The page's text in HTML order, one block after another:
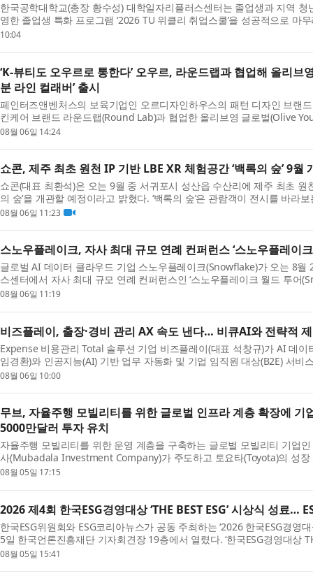
한국공학대학교(총장 황수성) 대학일자리플러스센터는 졸업생과 지역
영한 졸업생 특화 프로그램 ‘2026 TU 위클리 취업스쿨’​을 성공적으로 마
월 1일부터 8월 6일까지 약 두 달간 운영됐으며, 한...
10:04
‘K-뷰티도 오우르로 통한다’ 오우르, 라운드랩과 협업해 올리브
분 라인 컬래버’ 출시
페인터즈앤벤처스의 보육기업인 오르디자인하우스의 패턴 디자인 브랜드
킨케어 브랜드 라운드랩(Round Lab)과 협업한 올리브영 글로벌(Olive
다. 이번 협업은 한국 스킨케어와 디자인, 패션이 결합된...
08월 06일 14:24
쇼콘, 제주 최초 원천 IP 기반 LBE XR 체험공간 ‘백록의 숲’ 9월
쇼콘(대표 최환석)은 오는 9월 중 서귀포시 성산읍 수산리에 제주 최초 원
의 숲’을 개관할 예정이라고 밝혔다. ‘백록의 숲’은 관람객이 전시를 바라
착용한 채 실제 공간을 걸으며 이야기와 미션에 ...
08월 06일 11:23
스노우플레이크, 자사 최대 규모 연례 컨퍼런스 ‘스노우플레이
글로벌 AI 데이터 클라우드 기업 스노우플레이크(Snowflake)가 오는 8월
스센터에서 자사 최대 규모 연례 컨퍼런스인 ‘스노우플레이크 월드 투어
최한다. ‘스노우플레이크 월드 투어’는 전 세계 23개...
08월 06일 11:19
비즈플레이, 출장·경비 관리 AX 속도 낸다… 비큐AI와 전략적
Expense 비용관리 Total 솔루션 기업 비즈플레이(대표 석창규)가 AI 데
임경환)와 인공지능(AI) 기반 업무 자동화 및 기업 임직원 대상(B2E) 서비
을 체결했다고 6일 밝혔다. 양사는 5일 서울 영등...
08월 06일 10:00
무브, 자율주행 모빌리티를 위한 글로벌 인프라 계층 확장에 기
5000만달러 투자 유치
자율주행 모빌리티를 위한 운영 계층을 구축하는 글로벌 모빌리티 기업
사(Mubadala Investment Company)가 주도하고 토요타(Toyota)의 성장
Capital)과 아이온 퍼시픽(Ion Pacific)이 공동 주도한 시리즈...
08월 05일 17:15
2026 제4회 한국ESG경영대상 ‘THE BEST ESG’ 시상식 성료…
한국ESG위원회와 ESG코리아뉴스가 공동 주최하는 ‘2026 한국ESG경영
5일 한국언론진흥재단 기자회견장 19층에서 열렸다. ‘한국ESG경영대상
지배구조)경영을 실천하는 기업과 공공기관, 지방공기업, 교...
08월 05일 15:41